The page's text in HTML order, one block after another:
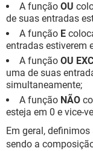
A função OU
de suas entradas
A função E
entradas estiverem
A função OU
uma de suas
simultaneamente;
A função NÃO
esteja em 0 e vice-
Em geral,
sendo a